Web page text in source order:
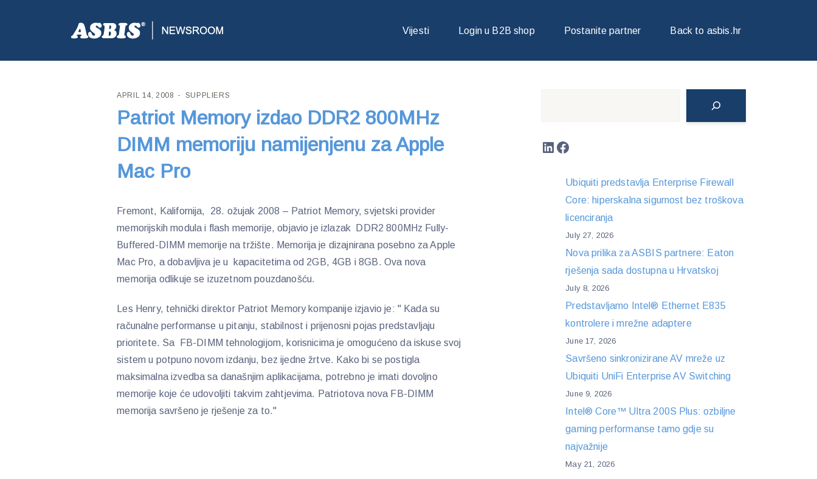
Vijesti Login u B2B shop Postanite partner Back to asbis.hr
ASBIS CROATIA>SUPPLIERS> PATRIOT MEMORY IZDAO DDR2 800MHZ DIMM MEMORIJU NAMIJENJENU ZA APPLE MAC PRO
APRIL 14, 2008 SUPPLIERS
Patriot Memory izdao DDR2 800MHz
DIMM memoriju namijenjenu za Apple
Mac Pro
Fremont, Kalifornija, 28. ožujak 2008 – Patriot Memory, svjetski provider
memorijskih modula i flash memorije, objavio je izlazak DDR2 800MHz Fully-
Buffered-DIMM memorije na tržište. Memorija je dizajnirana posebno za Apple
Mac Pro, a dobavljiva je u kapacitetima od 2GB, 4GB i 8GB. Ova nova
memorija odlikuje se izuzetnom pouzdanošću.
Les Henry, tehnički direktor Patriot Memory kompanije izjavio je: " Kada su
računalne performanse u pitanju, stabilnost i prijenosni pojas predstavljaju
prioritete. Sa FB-DIMM tehnologijom, korisnicima je omogućeno da iskuse svoj
sistem u potpuno novom izdanju, bez ijedne žrtve. Kako bi se postigla
maksimalna izvedba sa današnjim aplikacijama, potrebno je imati dovoljno
memorije koje će udovoljiti takvim zahtjevima. Patriotova nova FB-DIMM
memorija savršeno je rješenje za to."
LinkedIn
Facebook
Ubiquiti predstavlja Enterprise Firewall
Core: hiperskalna sigurnost bez troškova
licenciranja
July 27, 2026
Nova prilika za ASBIS partnere: Eaton
rješenja sada dostupna u Hrvatskoj
July 8, 2026
Predstavljamo Intel® Ethernet E835
kontrolere i mrežne adaptere
June 17, 2026
Savršeno sinkronizirane AV mreže uz
Ubiquiti UniFi Enterprise AV Switching
June 9, 2026
Intel® Core™ Ultra 200S Plus: ozbiljne
gaming performanse tamo gdje su
najvažnije
May 21, 2026